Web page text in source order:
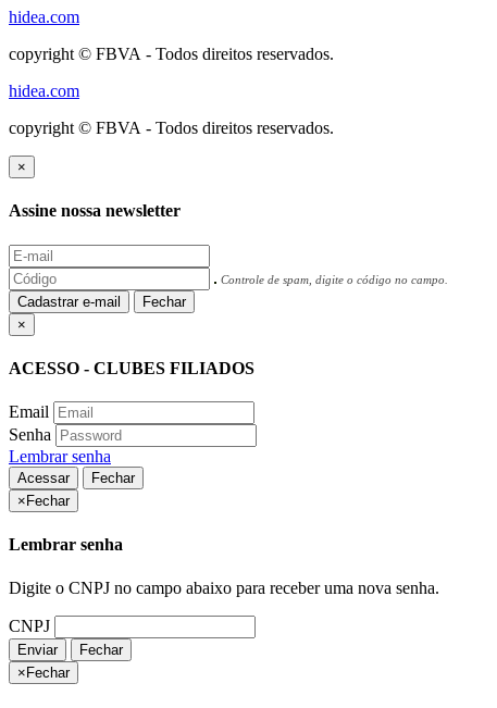
hidea.com
copyright © FBVA - Todos direitos reservados.
hidea.com
copyright © FBVA - Todos direitos reservados.
×
Assine nossa newsletter
Controle de spam, digite o código no campo.
Cadastrar e-mail
Fechar
×
ACESSO - CLUBES FILIADOS
Email
Senha
Lembrar senha
Acessar
Fechar
× Fechar
Lembrar senha
Digite o CNPJ no campo abaixo para receber uma nova senha.
CNPJ
Enviar
Fechar
×Fechar